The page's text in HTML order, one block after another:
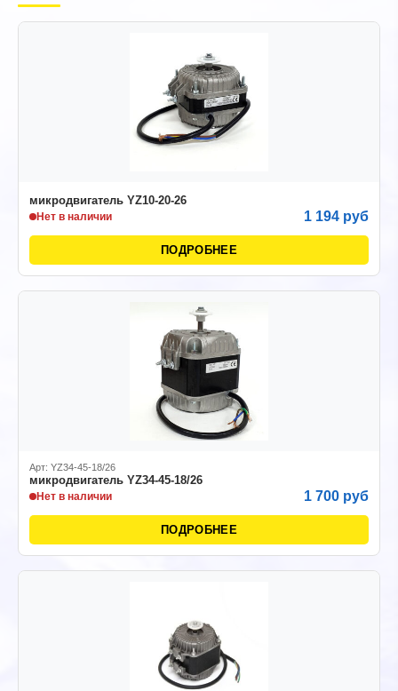
микродвигатель YZ10-20-26
Нет в наличии 1 194 руб
ПОДРОБНЕЕ
Арт: YZ34-45-18/26
микродвигатель YZ34-45-18/26
Нет в наличии 1 700 руб
ПОДРОБНЕЕ